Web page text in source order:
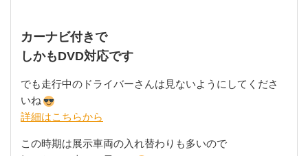
カーナビ付きで
しかもDVD対応です
でも走行中のドライバーさんは見ないようにしてくださ
いね
詳細はこちらから
この時期は展示車両の入れ替わりも多いので